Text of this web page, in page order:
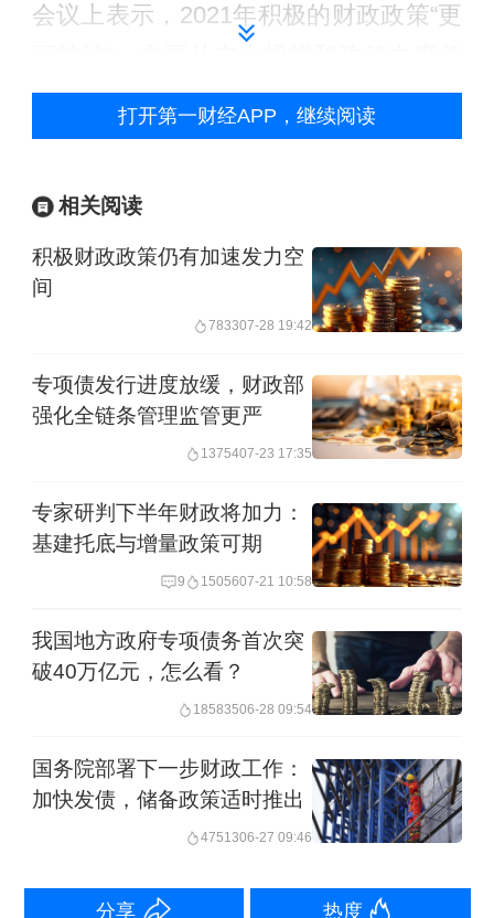
会议上表示，2021年积极的财政政策“更
眼，兼顾稳增长和防风险需要，保持政
府总体杠杆率基本稳定，为今后应对新
字率和地方政府专项债券规模，保持适
度支出强度。
根据财政部数据，去年全国政府负债率
为45.8%，低于国际通行的60%警戒
线，风险总体可控。不过去年政府负债
率相比上一年增加7个百分点，这主要为
持稳定，意味着全国政府负债率不会像
去年那样大幅扩大，赤字规模和地方政
加。
但为了稳经济，保持适当财政支出强
度，今年地方政府债务规模依然会适当
增加，与经济增长保持同步。
政与国家治理论坛上表示，地方政府债
打开第一财经APP，继续阅读
相关阅读
积极财政政策仍有加速发力空
间
783307-28 19:42
专项债发行进度放缓，财政部
强化全链条管理监管更严
1375407-23 17:35
专家研判下半年财政将加力：
基建托底与增量政策可期
9 1505607-21 10:58
我国地方政府专项债务首次突
破40万亿元，怎么看？
18583506-28 09:54
国务院部署下一步财政工作：
加快发债，储备政策适时推出
4751306-27 09:46
分享 热度